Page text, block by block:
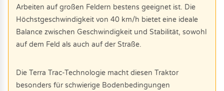
Arbeiten auf großen Feldern bestens geeignet ist. Die
Höchstgeschwindigkeit von 40 km/h bietet eine ideale
Balance zwischen Geschwindigkeit und Stabilität, sowohl
auf dem Feld als auch auf der Straße.
Die Terra Trac-Technologie macht diesen Traktor
besonders für schwierige Bodenbedingungen